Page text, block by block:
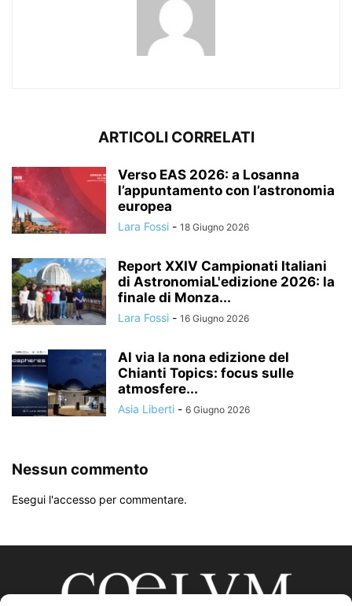
ARTICOLI CORRELATI
Verso EAS 2026: a Losanna
l’appuntamento con l’astronomia
europea
Lara Fossi - 18 Giugno 2026
Report XXIV Campionati Italiani
di AstronomiaL'edizione 2026: la
finale di Monza...
Lara Fossi - 16 Giugno 2026
Al via la nona edizione del
Chianti Topics: focus sulle
atmosfere...
Asia Liberti - 6 Giugno 2026
Nessun commento
Esegui l'accesso per commentare.